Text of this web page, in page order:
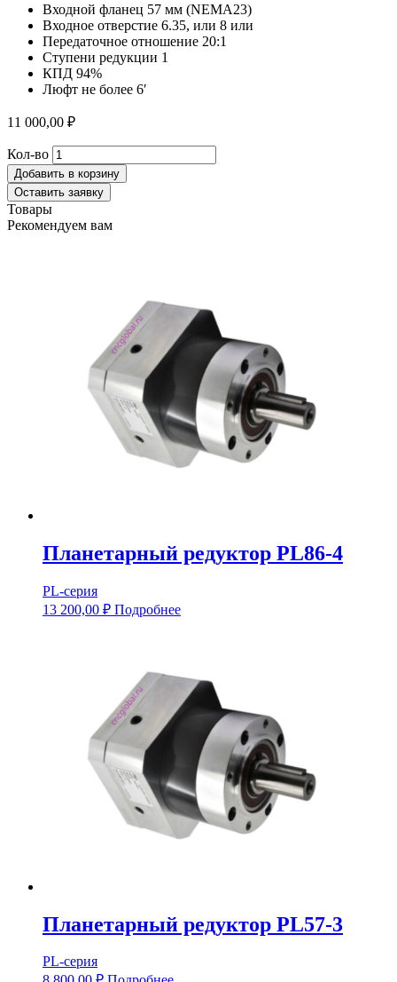
Входной фланец 57 мм (NEMA23)
Входное отверстие 6.35, или 8 или
Передаточное отношение 20:1
Ступени редукции 1
КПД 94%
Люфт не более 6′
11 000,00 ₽
Кол-во Количество
товара
Планетарный
редуктор
PL57-
20
Добавить в корзину
Оставить заявку
Товары
Рекомендуем вам
Планетарный редуктор PL86-4
PL-серия
13 200,00 ₽ Подробнее
Планетарный редуктор PL57-3
PL-серия